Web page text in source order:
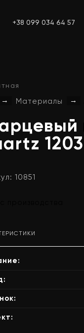
+38 099 034 64 57
→ Материалы →
1203
10851